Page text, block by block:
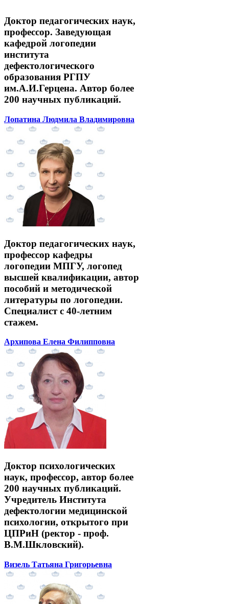
Доктор педагогических наук,
профессор. Заведующая
кафедрой логопедии
института
дефектологического
образования РГПУ
им.А.И.Герцена. Автор более
200 научных публикаций.
Лопатина Людмила Владимировна
Доктор педагогических наук,
профессор кафедры
логопедии МПГУ, логопед
высшей квалификации, автор
пособий и методической
литературы по логопедии.
Специалист с 40-летним
стажем.
Архипова Елена Филипповна
Доктор психологических
наук, профессор, автор более
200 научных публикаций.
Учредитель Института
дефектологии медицинской
психологии, открытого при
ЦПРиН (ректор - проф.
В.М.Шкловский).
Визель Татьяна Григорьевна